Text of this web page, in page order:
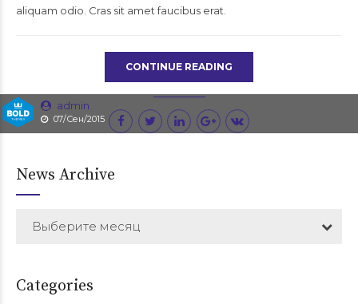
admin
07/Сен/2015
aliquam odio. Cras sit amet faucibus erat.
CONTINUE READING
News Archive
Выберите месяц
Categories